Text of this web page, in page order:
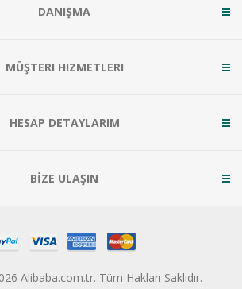
DANIŞMA
MÜŞTERI HIZMETLERI
HESAP DETAYLARIM
BİZE ULAŞIN
Alibaba.com.tr. Tüm Hakları Saklıdır.